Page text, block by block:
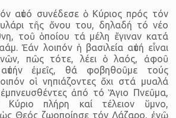
αὐτό συνέδεσε ὁ Κύριος πρός τόν
τῆς ὄνου του, δηλαδή τό νέο
τοῦ ὁποίου τά μέλη ἔγιναν κατά
Ἐάν λοιπόν ἡ βασιλεία αὐτή εἶναι
πῶς τότε, λέει ὁ λαός, ἀφοῦ
ἐμεῖς, θά φοβηθοῦμε τούς
οἱ νηπιάζοντες ὄχι στά μυαλά
ἀπό τό Ἅγιο Πνεῦμα,
Κύριο πλήρη καί τέλειον ὕμνο,
Θεός ζωοποίησε τόν Λάζαρο, ἐνῶ